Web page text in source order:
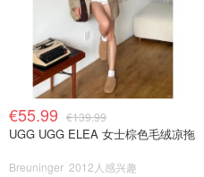
€55.99 €139.99
UGG UGG ELEA 女士棕色毛绒凉拖
Breuninger 2012人感兴趣